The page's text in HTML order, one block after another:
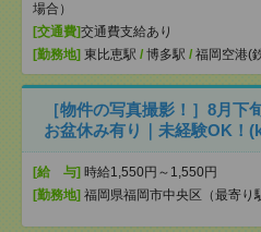
場合）
[交通費]交通費支給あり
[勤務地] 東比恵駅 / 博多駅 / 福岡空港(
［物件の写真撮影！］8月下
お盆休み有り｜未経験OK！
[給 与] 時給1,550円～1,550円
[勤務地] 福岡県福岡市中央区（最寄り